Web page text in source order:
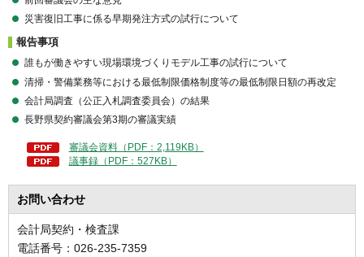
災害復旧工事に係る早期発注方式の試行について
報告事項
誰もが働きやすい現場環境づくりモデル工事の試行について
清掃・警備業務等における最低制限価格制度等の最低制限日額の再改定
会計局調査（公正入札調査委員会）の結果
長野県契約審議会第3期の審議実績
審議会資料（PDF：2,119KB）
議事録（PDF：527KB）
お問い合わせ
会計局契約・検査課
電話番号：026-235-7359